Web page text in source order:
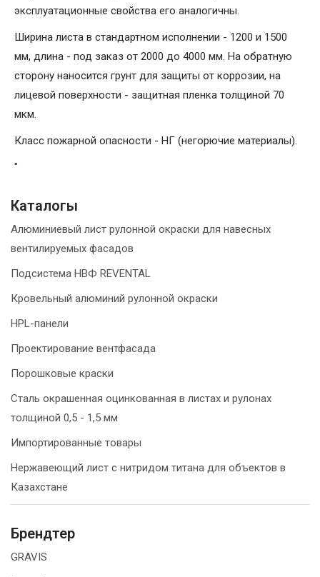
эксплуатационные свойства его аналогичны.
Ширина листа в стандартном исполнении - 1200 и 1500
мм, длина - под заказ от 2000 до 4000 мм. На обратную
сторону наносится грунт для защиты от коррозии, на
лицевой поверхности - защитная пленка толщиной 70
мкм.
Класс пожарной опасности - НГ (негорючие материалы).
"
Каталогы
Алюминиевый лист рулонной окраски для навесных
вентилируемых фасадов
Подсистема НВФ REVENTAL
Кровельный алюминий рулонной окраски
HPL-панели
Проектирование вентфасада
Порошковые краски
Сталь окрашенная оцинкованная в листах и рулонах
толщиной 0,5 - 1,5 мм
Импортированные товары
Нержавеющий лист с нитридом титана для объектов в
Казахстане
Брендтер
GRAVIS